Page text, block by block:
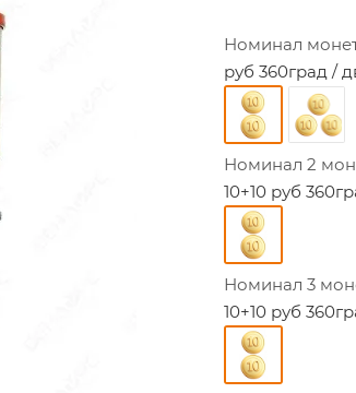
Номинал
руб 360град /
Номинал 2
10+10 руб
Номинал 3
10+10 руб